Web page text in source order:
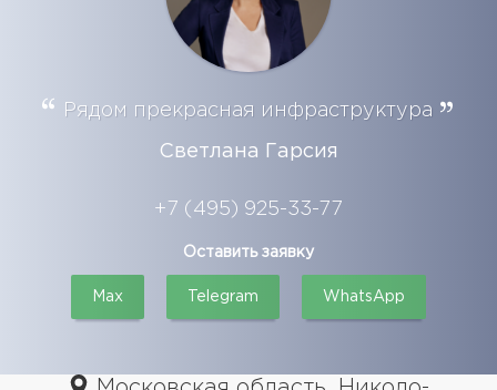
Рядом прекрасная инфраструктура
Светлана Гарсия
+7 (495) 925-33-77
Оставить заявку
Max Telegram WhatsApp